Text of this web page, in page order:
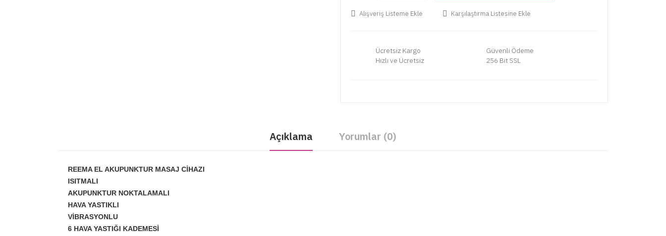
Alışveriş Listeme Ekle Karşılaştırma Listesine Ekle
Ücretsiz Kargo
Hızlı ve Ücretsiz
Güvenli Ödeme
256 Bit SSL
Açıklama Yorumlar (0)
REEMA EL AKUPUNKTUR MASAJ CİHAZI
ISITMALI
AKUPUNKTUR NOKTALAMALI
HAVA YASTIKLI
VİBRASYONLU
6 HAVA YASTIĞI KADEMESİ